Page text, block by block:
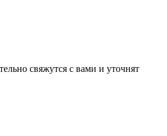
свяжутся с вами и уточнят